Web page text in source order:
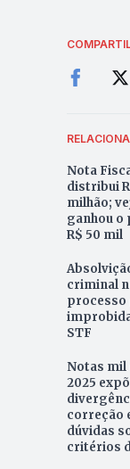
Nota
distribui
milhão;
ganhou o
R$ 50 mil
criminal
processo
STF
Notas mil
2025
correção
dúvidas
critérios